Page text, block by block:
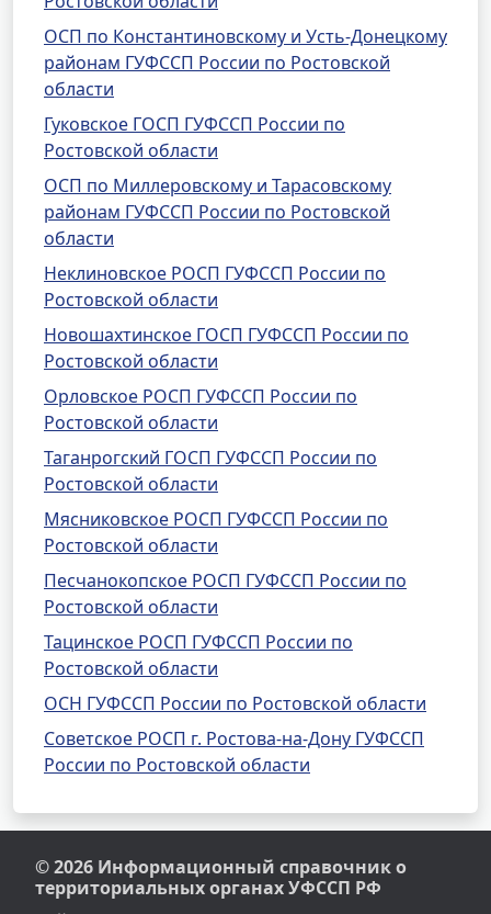
ОСП по Константиновскому и Усть-Донецкому
районам ГУФССП России по Ростовской
области
Гуковское ГОСП ГУФССП России по
Ростовской области
ОСП по Миллеровскому и Тарасовскому
районам ГУФССП России по Ростовской
области
Неклиновское РОСП ГУФССП России по
Ростовской области
Новошахтинское ГОСП ГУФССП России по
Ростовской области
Орловское РОСП ГУФССП России по
Ростовской области
Таганрогский ГОСП ГУФССП России по
Ростовской области
Мясниковское РОСП ГУФССП России по
Ростовской области
Песчанокопское РОСП ГУФССП России по
Ростовской области
Тацинское РОСП ГУФССП России по
Ростовской области
ОСН ГУФССП России по Ростовской области
Советское РОСП г. Ростова-на-Дону ГУФССП
России по Ростовской области
© 2026 Информационный справочник о
территориальных органах УФССП РФ